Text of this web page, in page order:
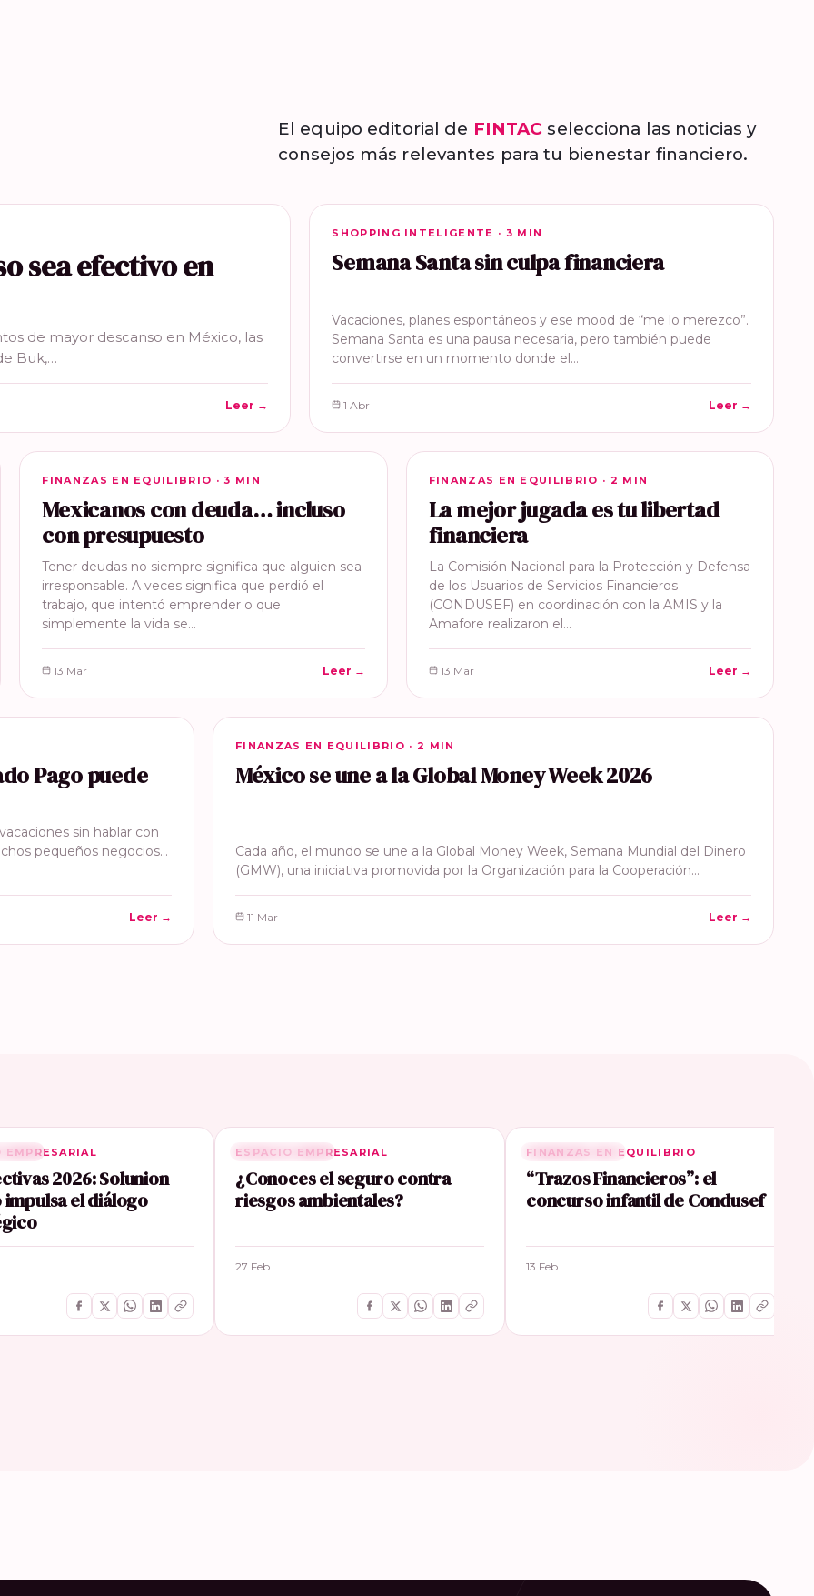
El equipo editorial de FINTAC selecciona las noticias y
consejos más relevantes para tu bienestar financiero.
sea efectivo en
de mayor descanso en México, las
Buk,…
Leer →
SHOPPING INTELIGENTE
SHOPPING INTELIGENTE · 3 MIN
Semana Santa sin culpa financiera
Vacaciones, planes espontáneos y ese mood de “me lo merezco”.
Semana Santa es una pausa necesaria, pero también puede
convertirse en un momento donde el…
1 Abr Leer →
FINANZAS EN EQUILIBRIO
FINANZAS EN EQUILIBRIO · 3 MIN
Mexicanos con deuda… incluso
con presupuesto
Tener deudas no siempre significa que alguien sea
irresponsable. A veces significa que perdió el
trabajo, que intentó emprender o que
simplemente la vida se…
13 Mar Leer →
FINANZAS EN EQUILIBRIO
FINANZAS EN EQUILIBRIO · 2 MIN
La mejor jugada es tu libertad
financiera
La Comisión Nacional para la Protección y Defensa
de los Usuarios de Servicios Financieros
(CONDUSEF) en coordinación con la AMIS y la
Amafore realizaron el…
13 Mar Leer →
Pago puede
sin hablar con
pequeños negocios…
Leer →
FINANZAS EN EQUILIBRIO
FINANZAS EN EQUILIBRIO · 2 MIN
México se une a la Global Money Week 2026
Cada año, el mundo se une a la Global Money Week, Semana Mundial del Dinero
(GMW), una iniciativa promovida por la Organización para la Cooperación…
11 Mar Leer →
EMPRESARIAL
2026: Solunion
impulsa el diálogo
RELACIONADA
ESPACIO EMPRESARIAL
¿Conoces el seguro contra
riesgos ambientales?
27 Feb
RELACIONADA
FINANZAS EN EQUILIBRIO
“Trazos Financieros”: el
concurso infantil de Condusef
13 Feb